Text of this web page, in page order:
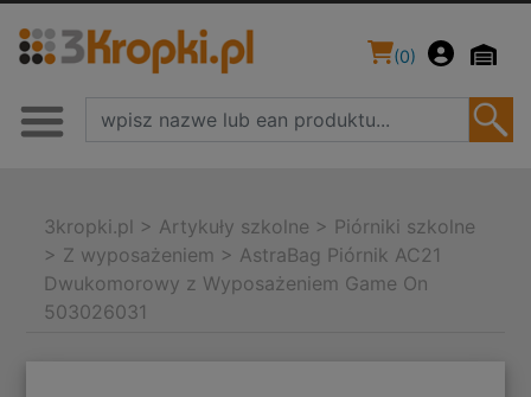
(0)
3kropki.pl > Artykuły szkolne > Piórniki szkolne
> Z wyposażeniem > AstraBag Piórnik AC21
Dwukomorowy z Wyposażeniem Game On
503026031